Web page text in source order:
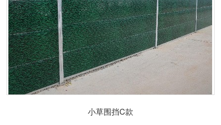
小草围挡C款